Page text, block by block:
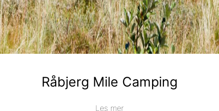
Råbjerg Mile Camping
Les mer